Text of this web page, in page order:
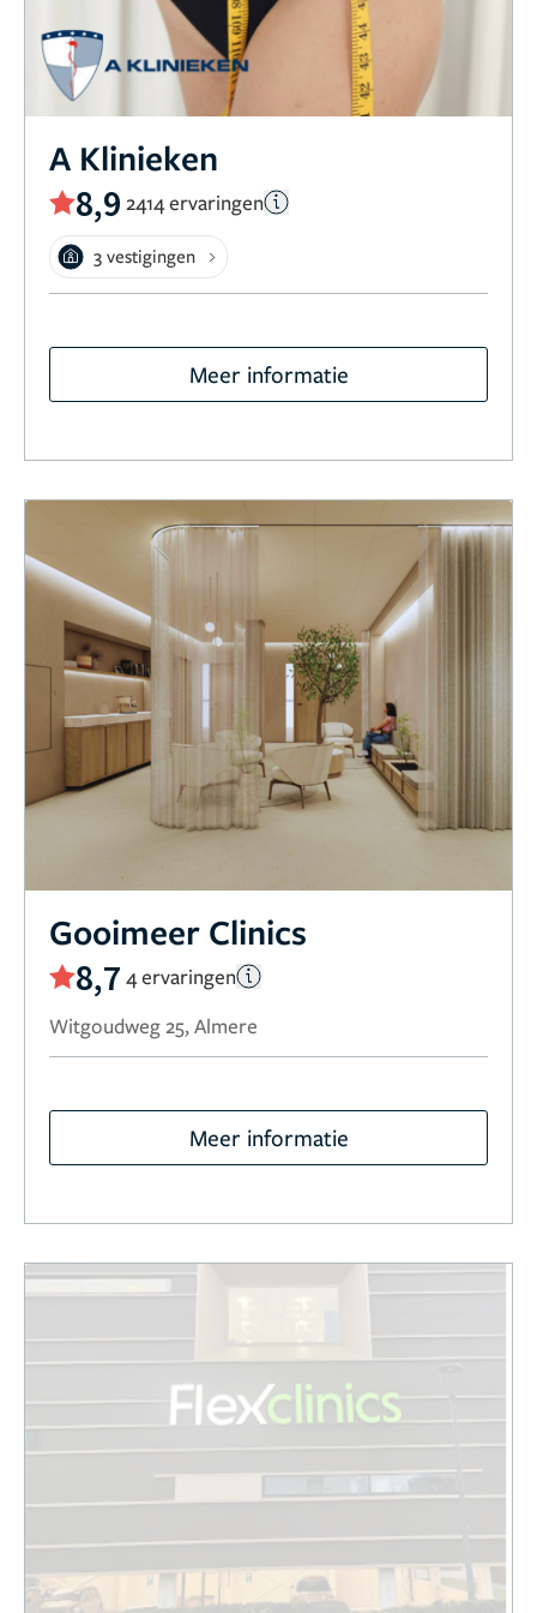
A Klinieken
8,9 2414 ervaringen
3 vestigingen
Meer informatie
Gooimeer Clinics
8,7 4 ervaringen
Witgoudweg 25, Almere
Meer informatie